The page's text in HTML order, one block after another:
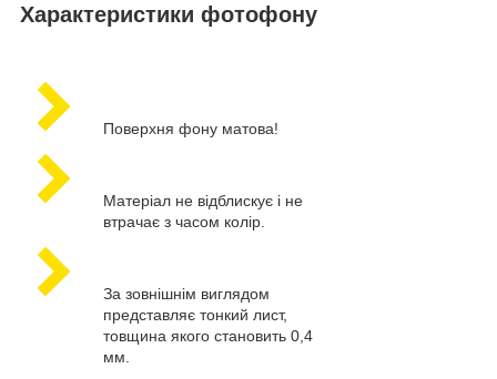
Характеристики фотофону
Поверхня фону матова!
Матеріал не відблискує і не
втрачає з часом колір.
За зовнішнім виглядом
представляє тонкий лист,
товщина якого становить 0,4
мм.